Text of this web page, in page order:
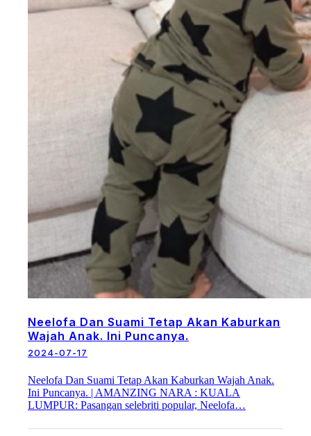
Neelofa Dan Suami Tetap Akan Kaburkan
Wajah Anak. Ini Puncanya.
2024-07-17
Neelofa Dan Suami Tetap Akan Kaburkan Wajah Anak.
Ini Puncanya. | AMANZING NARA : KUALA
LUMPUR: Pasangan selebriti popular, Neelofa…